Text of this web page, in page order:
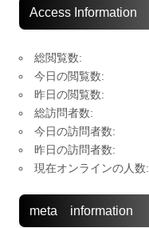
Access Information
総閲覧数:
今日の閲覧数:
昨日の閲覧数:
総訪問者数:
今日の訪問者数:
昨日の訪問者数:
現在オンラインの人数:
meta information